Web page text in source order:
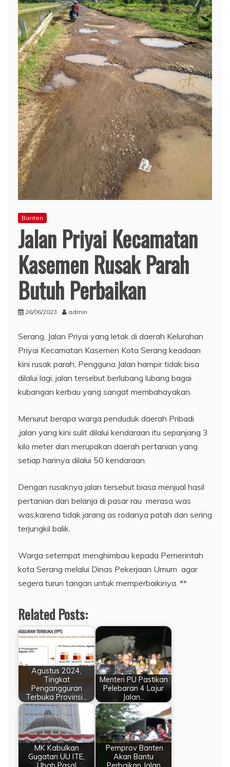
Banten
Jalan Priyai Kecamatan
Kasemen Rusak Parah
Butuh Perbaikan
26/06/2023 admin
Serang, Jalan Priyai yang letak di daerah Kelurahan
Priyai Kecamatan Kasemen Kota Serang keadaan
kini rusak parah, Pengguna Jalan hampir tidak bisa
dilalui lagi, jalan tersebut berlubang lubang bagai
kubangan kerbau yang sangat membahayakan.
Menurut berapa warga penduduk daerah Pribadi
,jalan yang kini sulit dilalui kendaraan itu sepanjang 3
kilo meter dan merupakan daerah pertanian yang
setiap harinya dilalui 50 kendaraan.
Dengan rusaknya jalan tersebut biasa menjual hasil
pertanian dan belanja di pasar rau merasa was
was,karena tidak jarang as rodanya patah dan sering
terjungkil balik.
Warga setempat menghimbau kepada Pemerintah
kota Serang melalui Dinas Pekerjaan Umum agar
segera turun tangan untuk memperbaikinya. **
Related Posts:
Agustus 2024,
Tingkat
Pengangguran
Terbuka Provinsi…
Menteri PU Pastikan
Pelebaran 4 Lajur
Jalan…
MK Kabulkan
Gugatan UU ITE,
Pemprov Banten
Akan Bantu